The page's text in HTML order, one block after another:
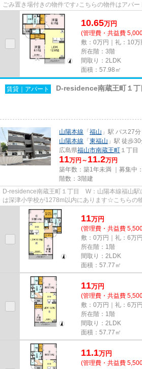
ごみ置き場付きの物件です♪こちらの物件はアパ
件なので、ネットをよく使う方...
10.65万円
(管理費・共益費
敷：0万円｜礼：10万
所在階：3階
間取り：2LDK
面積：57.98㎡
賃貸｜アパート D-residence南蔵王町１
山陽本線 「 福山 」駅 バス27
山陽本線 「 東福山 」駅 徒歩
広島県福山市南蔵王町 １丁目
11万円～ 11.2万円
築年数：築1年未満 ｜募集中：
階数：3階建
D-residence南蔵王町１丁目 W：山陽本線福山
は深津小学校が1278m以内にあります☆こちらの
コンを使う人にぜひご検討いただ...
11万円
(管理費・共益費
敷：0万円｜礼：6万円
所在階：1階
間取り：2LDK
面積：57.77㎡
11万円
(管理費・共益費
敷：0万円｜礼：6万円
所在階：1階
間取り：2LDK
面積：57.77㎡
11.1万円
(管理費・共益費